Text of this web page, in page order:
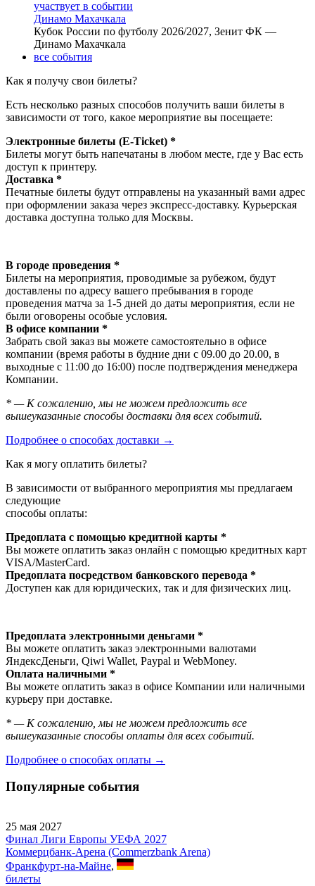
Динамо Махачкала
Кубок России по футболу 2026/2027, Зенит ФК —
Динамо Махачкала
все события
Как я получу свои билеты?
Есть несколько разных способов получить ваши билеты в
зависимости от того, какое мероприятие вы посещаете:
Электронные билеты (E-Ticket) *
Билеты могут быть напечатаны в любом месте, где у Вас есть
доступ к принтеру.
Доставка *
Печатные билеты будут отправлены на указанный вами адрес
при оформлении заказа через экспресс-доставку. Курьерская
доставка доступна только для Москвы.
В городе проведения *
Билеты на мероприятия, проводимые за рубежом, будут
доставлены по адресу вашего пребывания в городе
проведения матча за 1-5 дней до даты мероприятия, если не
были оговорены особые условия.
В офисе компании *
Забрать свой заказ вы можете самостоятельно в офисе
компании (время работы в будние дни с 09.00 до 20.00, в
выходные с 11:00 до 16:00) после подтверждения менеджера
Компании.
* — К сожалению, мы не можем предложить все
вышеуказанные способы доставки для всех событий.
Подробнее о способах доставки →
Как я могу оплатить билеты?
В зависимости от выбранного мероприятия мы предлагаем
следующие
способы оплаты:
Предоплата с помощью кредитной карты *
Вы можете оплатить заказ онлайн с помощью кредитных карт
VISA/MasterСard.
Предоплата посредством банковского перевода *
Доступен как для юридических, так и для физических лиц.
Предоплата электронными деньгами *
Вы можете оплатить заказ электронными валютами
ЯндексДеньги, Qiwi Wallet, Paypal и WebMoney.
Оплата наличными *
Вы можете оплатить заказ в офисе Компании или наличными
курьеру при доставке.
* — К сожалению, мы не можем предложить все
вышеуказанные способы оплаты для всех событий.
Подробнее о способах оплаты →
Популярные события
25 мая 2027
Финал Лиги Европы УЕФА 2027
Коммерцбанк-Арена (Commerzbank Arena)
Франкфурт-на-Майне,
билеты